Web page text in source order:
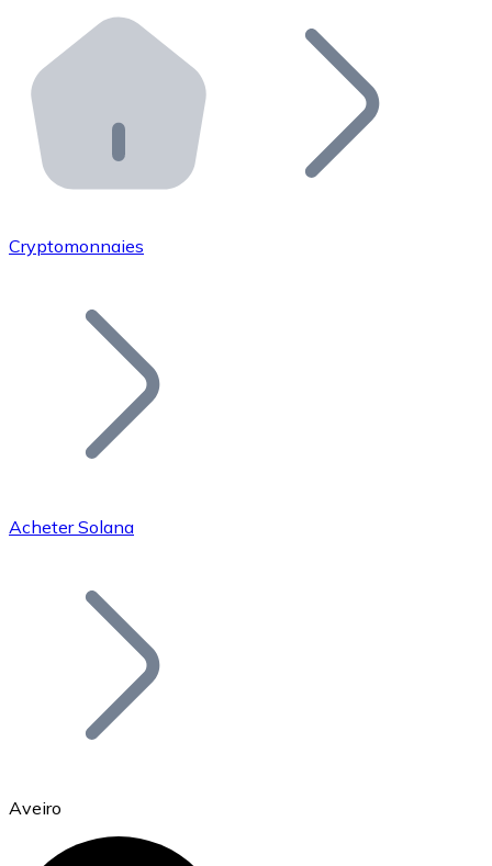
Distributeurs automatiques Bitnovo
Intégrez un ATM Bitnovo dans votre entreprise et
API Bitnovo
Intégrez notre API dans votre écosystème.
Rejoignez notre réseau de distributeurs et
Ajoutez le token de votre projet à notre service
Bitcoin
Cryptomonnaies
Acheter Solana
Aveiro